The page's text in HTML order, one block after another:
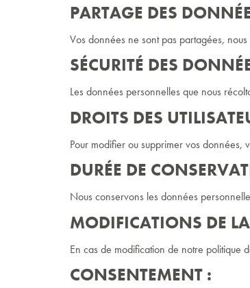
PARTAGE DES
Vos données ne sont pas partagées,
SÉCURITÉ DES
Les données personnelles que nous
DROITS DES
Pour modifier ou supprimer vos
DURÉE DE
Nous conservons les données
MODIFICATIONS DE
En cas de modification de notre politique
CONSENTEMENT :